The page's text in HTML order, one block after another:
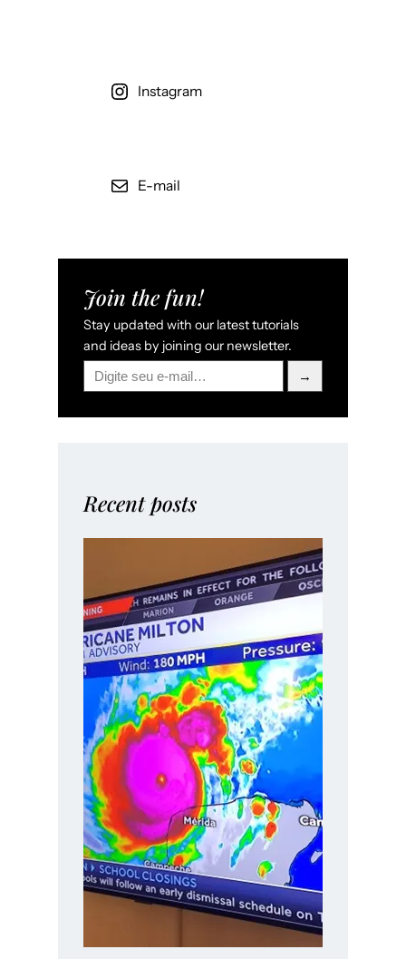
Instagram
E-mail
Join the fun!
Stay updated with our latest tutorials
and ideas by joining our newsletter.
→
Recent posts